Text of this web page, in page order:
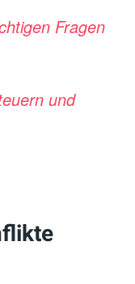
Fragen
und